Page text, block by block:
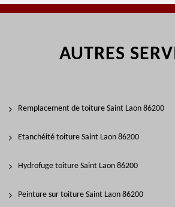
AUTRES
Remplacement de toiture Saint Laon 86200
Etanchéité toiture Saint Laon 86200
Hydrofuge toiture Saint Laon 86200
Peinture sur toiture Saint Laon 86200